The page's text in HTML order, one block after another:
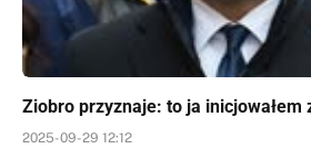
Ziobro przyznaje: to ja inicjowałem
2025-09-29 12:12